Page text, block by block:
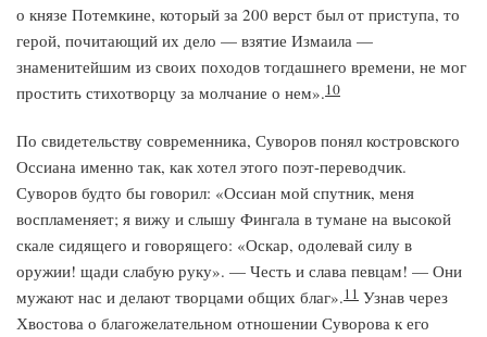
о князе Потемкине, который за 200 верст был от приступа, то
герой, почитающий их дело — взятие Измаила —
знаменитейшим из своих походов тогдашнего времени, не мог
простить стихотворцу за молчание о нем».10
По свидетельству современника, Суворов понял костровского
Оссиана именно так, как хотел этого поэт-переводчик.
Суворов будто бы говорил: «Оссиан мой спутник, меня
воспламеняет; я вижу и слышу Фингала в тумане на высокой
скале сидящего и говорящего: «Оскар, одолевай силу в
оружии! щади слабую руку». — Честь и слава певцам! — Они
мужают нас и делают творцами общих благ».11 Узнав через
Хвостова о благожелательном отношении Суворова к его